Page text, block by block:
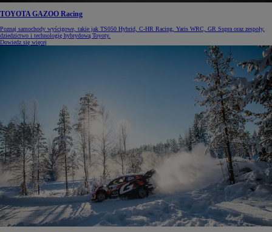
TOYOTA GAZOO Racing
Poznaj samochody wyścigowe, takie jak TS050 Hybrid, C-HR Racing, Yaris WRC, GR Supra oraz zespoły,
dziedzictwo i technologię hybrydową Toyoty.
Dowiedz się więcej